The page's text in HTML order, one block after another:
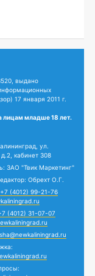
выдано
17 января 2011 г.
лицам младше 18 лет.
ул.
кабинет 308
ЗАО "Твик Маркетинг"
Обрехт О.Г.
+7 (4012) 99-21-76
(4012) 31-07-07